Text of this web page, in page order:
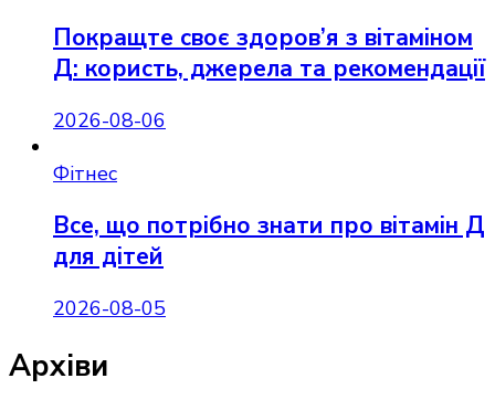
Покращте своє здоров’я з вітаміном
Д: користь, джерела та рекомендації
2026-08-06
Фітнес
Все, що потрібно знати про вітамін Д
для дітей
2026-08-05
Архіви